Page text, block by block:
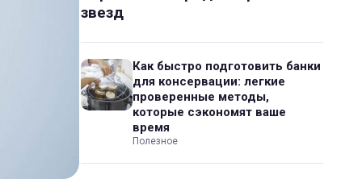
звезд
Как быстро подготовить банки
для консервации: легкие
проверенные методы,
которые сэкономят ваше
время
Полезное